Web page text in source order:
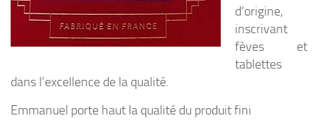
d’origine,
inscrivant
fèves et
tablettes
dans l’excellence de la qualité.
Emmanuel porte haut la qualité du produit fini